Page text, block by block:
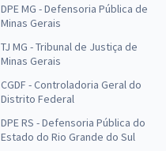
DPE MG - Defensoria Pública de
Minas Gerais
TJ MG - Tribunal de Justiça de
Minas Gerais
CGDF - Controladoria Geral do
Distrito Federal
DPE RS - Defensoria Pública do
Estado do Rio Grande do Sul